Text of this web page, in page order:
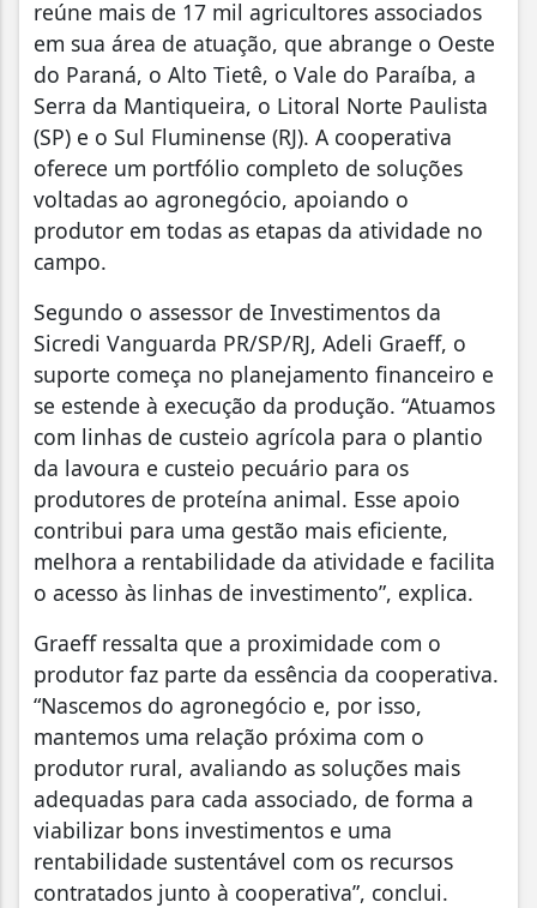
reúne mais de 17 mil agricultores associados
em sua área de atuação, que abrange o Oeste
do Paraná, o Alto Tietê, o Vale do Paraíba, a
Serra da Mantiqueira, o Litoral Norte Paulista
(SP) e o Sul Fluminense (RJ). A cooperativa
oferece um portfólio completo de soluções
voltadas ao agronegócio, apoiando o
produtor em todas as etapas da atividade no
campo.
Segundo o assessor de Investimentos da
Sicredi Vanguarda PR/SP/RJ, Adeli Graeff, o
suporte começa no planejamento financeiro e
se estende à execução da produção. “Atuamos
com linhas de custeio agrícola para o plantio
da lavoura e custeio pecuário para os
produtores de proteína animal. Esse apoio
contribui para uma gestão mais eficiente,
melhora a rentabilidade da atividade e facilita
o acesso às linhas de investimento”, explica.
Graeff ressalta que a proximidade com o
produtor faz parte da essência da cooperativa.
“Nascemos do agronegócio e, por isso,
mantemos uma relação próxima com o
produtor rural, avaliando as soluções mais
adequadas para cada associado, de forma a
viabilizar bons investimentos e uma
rentabilidade sustentável com os recursos
contratados junto à cooperativa”, conclui.